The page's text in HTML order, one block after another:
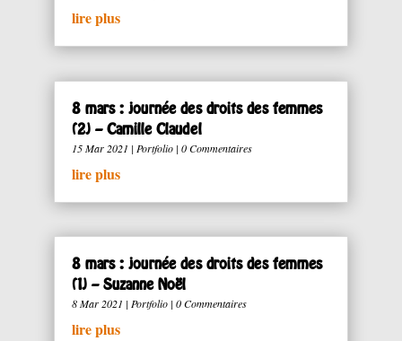
lire plus
8 mars : journée des droits des femmes
(2) – Camille Claudel
15 Mar 2021 | Portfolio| 0 Commentaires
lire plus
8 mars : journée des droits des femmes
(1) – Suzanne Noël
8 Mar 2021 | Portfolio| 0 Commentaires
lire plus